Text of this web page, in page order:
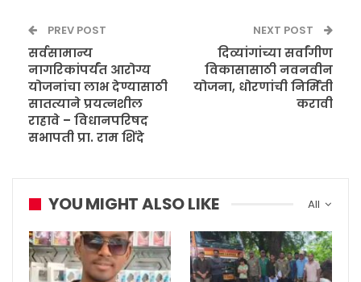
PREV POST
सर्वसामान्य
नागरिकांपर्यंत आरोग्य
योजनांचा लाभ देण्यासाठी
सातत्याने प्रयत्नशील
राहावे – विधानपरिषद
सभापती प्रा. राम शिंदे
NEXT POST
दिव्यांगांच्या सर्वांगीण
विकासासाठी नवनवीन
योजना, धोरणांची निर्मिती
करावी
All
YOU MIGHT ALSO LIKE